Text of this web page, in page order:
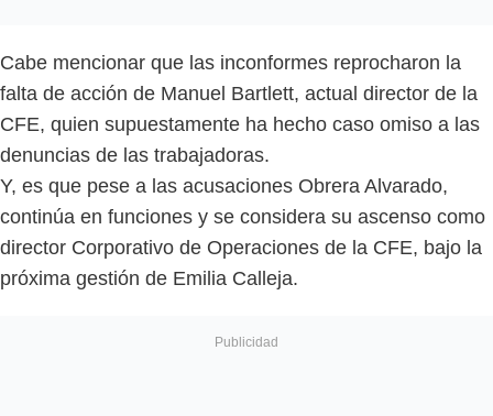
Cabe mencionar que las inconformes reprocharon la
falta de acción de Manuel Bartlett, actual director de la
CFE, quien supuestamente ha hecho caso omiso a las
denuncias de las trabajadoras.
Y, es que pese a las acusaciones Obrera Alvarado,
continúa en funciones y se considera su ascenso como
director Corporativo de Operaciones de la CFE, bajo la
próxima gestión de Emilia Calleja.